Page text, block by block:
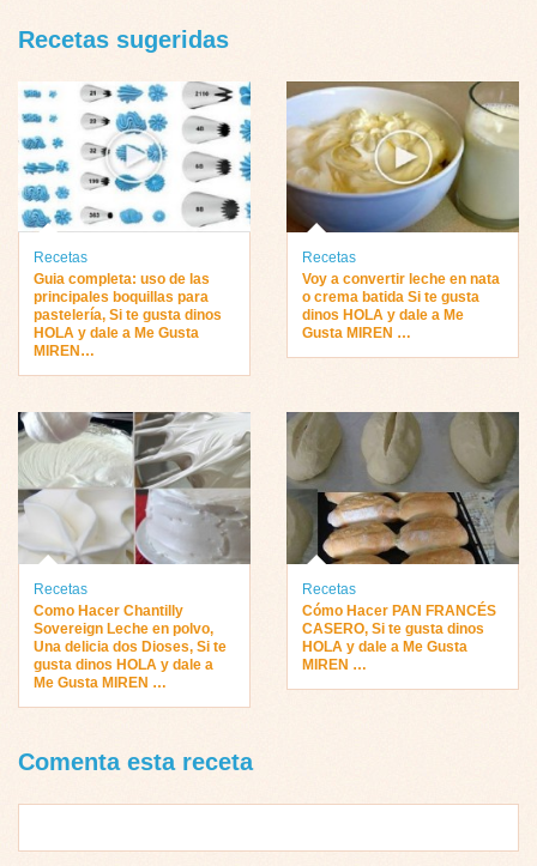
Recetas sugeridas
Recetas
Guia completa: uso de las
principales boquillas para
pastelería, Si te gusta dinos
HOLA y dale a Me Gusta
MIREN…
Recetas
Voy a convertir leche en nata
o crema batida Si te gusta
dinos HOLA y dale a Me
Gusta MIREN …
Recetas
Como Hacer Chantilly
Sovereign Leche en polvo,
Una delicia dos Dioses, Si te
gusta dinos HOLA y dale a
Me Gusta MIREN …
Recetas
Cómo Hacer PAN FRANCÉS
CASERO, Si te gusta dinos
HOLA y dale a Me Gusta
MIREN …
Comenta esta receta